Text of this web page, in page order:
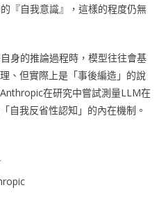
『自我意識』，這樣的程度仍無
身的推論過程時，模型往往會基
、但實際上是「事後編造」的說
在研究中嘗試測量LLM在
自我反省性認知」的內在機制。